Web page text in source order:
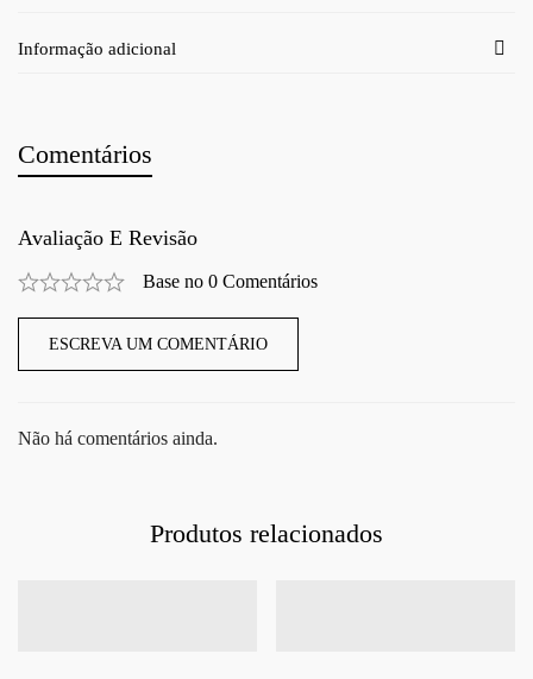
Informação adicional
Comentários
Avaliação E Revisão
Base no 0 Comentários
ESCREVA UM COMENTÁRIO
Não há comentários ainda.
Produtos relacionados